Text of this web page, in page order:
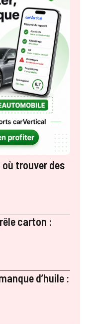
où trouver des
carton :
d’huile :